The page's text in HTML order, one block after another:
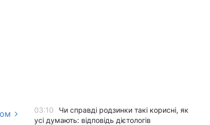
03:10
Чи справді родзинки такі корисні, як
усі думають: відповідь дієтологів